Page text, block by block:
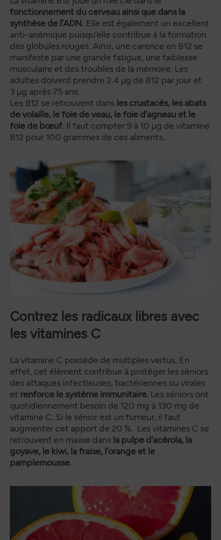
fonctionnement du cerveau ainsi que dans la
synthèse de l’ADN. Elle est également un excellent
anti-anémique puisqu’elle contribue à la formation
des globules rouges. Ainsi, une carence en B12 se
manifeste par une grande fatigue, une faiblesse
musculaire et des troubles de la mémoire. Les
adultes doivent prendre 2.4 µg de B12 par jour et
3 µg après 75 ans.
Les B12 se retrouvent dans les crustacés, les abats
de volaille, le foie de veau, le foie d’agneau et le
foie de bœuf. Il faut compter 9 à 10 µg de vitamine
B12 pour 100 grammes de ces aliments.
Contrez les radicaux libres avec
les vitamines C
La vitamine C possède de multiples vertus. En
effet, cet élément contribue à protéger les séniors
des attaques infectieuses, bactériennes ou virales
et renforce le système immunitaire. Les séniors ont
quotidiennement besoin de 120 mg à 130 mg de
vitamine C. Si le sénior est un fumeur, il faut
augmenter cet apport de 20 %. Les vitamines C se
retrouvent en masse dans la pulpe d’acérola, la
goyave, le kiwi, la fraise, l’orange et le
pamplemousse.